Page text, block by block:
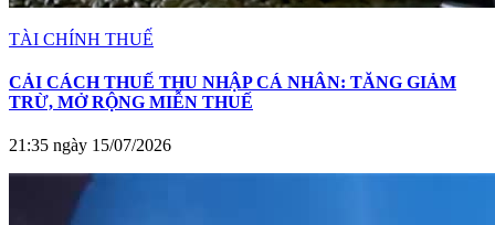
TÀI CHÍNH THUẾ
CẢI CÁCH THUẾ THU NHẬP CÁ NHÂN: TĂNG GIẢM
TRỪ, MỞ RỘNG MIỄN THUẾ
21:35 ngày 15/07/2026